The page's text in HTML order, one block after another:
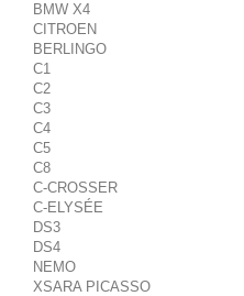
BMW X4
CITROEN
BERLINGO
C1
C2
C3
C4
C5
C8
C-CROSSER
C-ELYSÉE
DS3
DS4
NEMO
XSARA PICASSO